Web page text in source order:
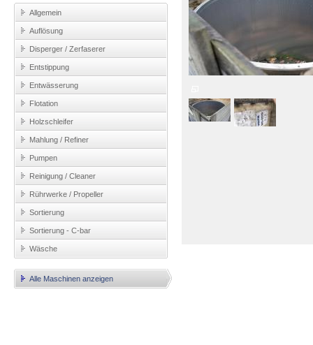
Allgemein
Auflösung
Disperger / Zerfaserer
Entstippung
Entwässerung
Flotation
Holzschleifer
Mahlung / Refiner
Pumpen
Reinigung / Cleaner
Rührwerke / Propeller
Sortierung
Sortierung - C-bar
Wäsche
Alle Maschinen anzeigen